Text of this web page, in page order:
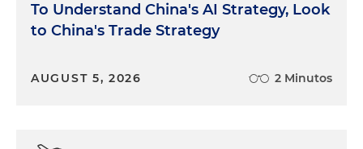
To Understand China's AI Strategy, Look
to China's Trade Strategy
AUGUST 5, 2026 2 Minutos